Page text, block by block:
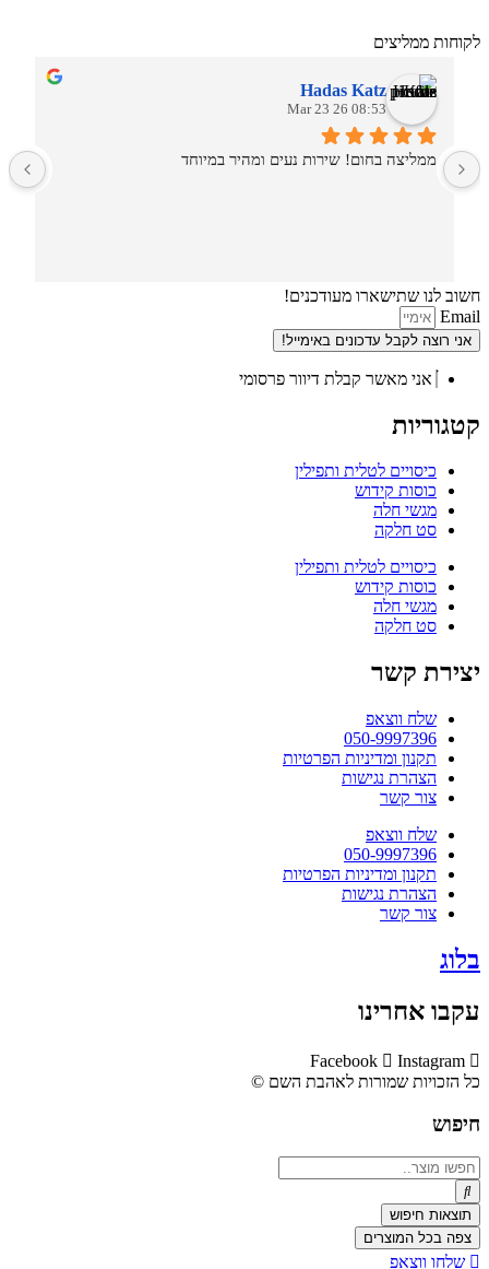
לקוחות ממליצים
Hadas Katz
08:53 26 Mar 23
ממליצה בחום! שירות נעים ומהיר במיוחד
חשוב לנו שתישארו מעודכנים!
Email
אני רוצה לקבל עדכונים באימייל!
אני מאשר קבלת דיוור פרסומי
קטגוריות
כיסויים לטלית ותפילין
כוסות קידוש
מגשי חלה
סט חלקה
כיסויים לטלית ותפילין
כוסות קידוש
מגשי חלה
סט חלקה
יצירת קשר
שלח ווצאפ
050-9997396
תקנון ומדיניות הפרטיות
הצהרת נגישות
צור קשר
שלח ווצאפ
050-9997396
תקנון ומדיניות הפרטיות
הצהרת נגישות
צור קשר
בלוג
עקבו אחרינו
Facebook
Instagram
כל הזכויות שמורות לאהבת השם ©​
חיפוש
Search
...
תוצאות חיפוש
צפה בכל המוצרים
שלחו ווצאפ